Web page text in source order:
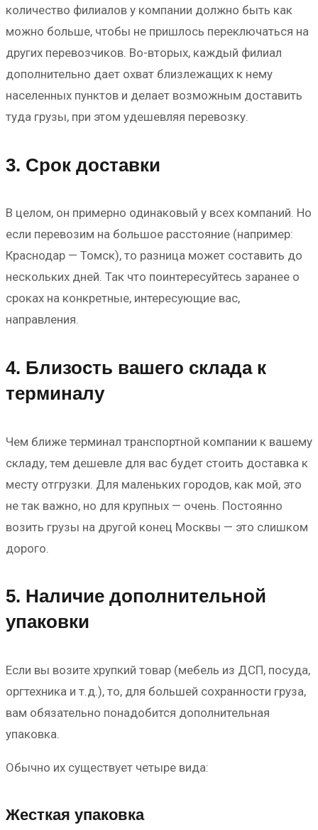
количество филиалов у компании должно быть как
можно больше, чтобы не пришлось переключаться на
других перевозчиков. Во-вторых, каждый филиал
дополнительно дает охват близлежащих к нему
населенных пунктов и делает возможным доставить
туда грузы, при этом удешевляя перевозку.
3. Срок доставки
В целом, он примерно одинаковый у всех компаний. Но
если перевозим на большое расстояние (например:
Краснодар — Томск), то разница может составить до
нескольких дней. Так что поинтересуйтесь заранее о
сроках на конкретные, интересующие вас,
направления.
4. Близость вашего склада к
терминалу
Чем ближе терминал транспортной компании к вашему
складу, тем дешевле для вас будет стоить доставка к
месту отгрузки. Для маленьких городов, как мой, это
не так важно, но для крупных — очень. Постоянно
возить грузы на другой конец Москвы — это слишком
дорого.
5. Наличие дополнительной
упаковки
Если вы возите хрупкий товар (мебель из ДСП, посуда,
оргтехника и т.д.), то, для большей сохранности груза,
вам обязательно понадобится дополнительная
упаковка.
Обычно их существует четыре вида:
Жесткая упаковка